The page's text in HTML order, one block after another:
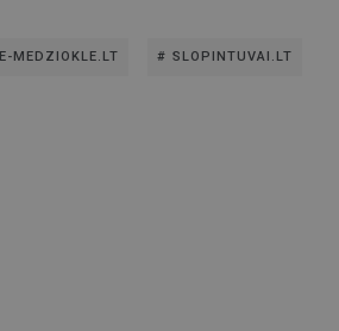
E-MEDZIOKLE.LT SLOPINTUVAI.LT